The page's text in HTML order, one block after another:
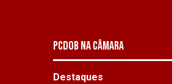
PCDOB NA CÂMARA
Destaques